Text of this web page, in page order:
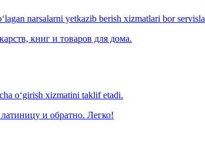
narsalarni yetkazib berish xizmatlari bor
книг и товаров для дома.
o‘girish xizmatini taklif etadi.
и обратно. Легко!